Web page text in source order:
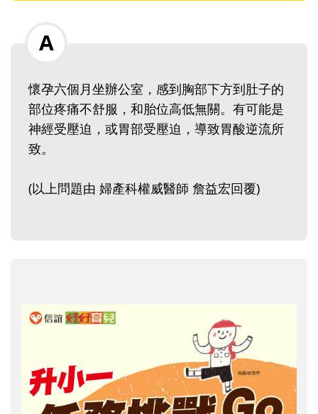
懷孕六個月坐辦公室，感到胸部下方到肚子的
部位疼痛不舒服，和胎位高低無關。有可能是
神經受壓迫，或胃部受壓迫，導致胃酸逆流所
致。
(以上問題由 婦產科權威醫師 詹益宏回覆)